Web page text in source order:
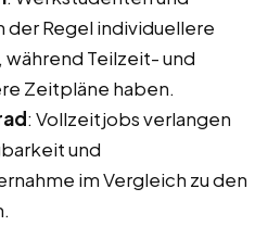
der Regel individuellere
Teilzeit- und
Zeitpläne haben.
: Vollzeitjobs verlangen
und
im Vergleich zu den